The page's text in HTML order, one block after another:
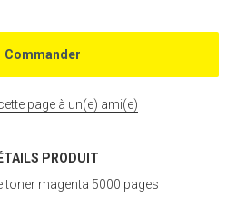
page à un(e) ami(e)
PRODUIT
toner magenta 5000 pages